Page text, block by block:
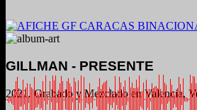
GILLMAN - PRESENTE
2021. Grabado y Mezclado en Valencia,